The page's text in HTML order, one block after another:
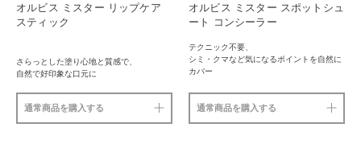
オルビス ミスター リップケア
スティック
さらっとした塗り心地と質感で、
自然で好印象な口元に
通常商品を購入する
オルビス ミスター スポットシュ
ート コンシーラー
テクニック不要、
シミ・クマなど気になるポイントを自然に
カバー
通常商品を購入する